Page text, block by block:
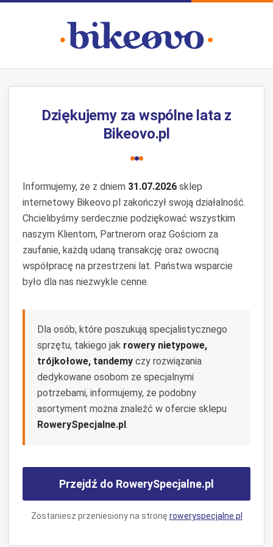
Dziękujemy za wspólne lata z
Bikeovo.pl
Informujemy, że z dniem 31.07.2026 sklep
internetowy Bikeovo.pl zakończył swoją działalność.
Chcielibyśmy serdecznie podziękować wszystkim
naszym Klientom, Partnerom oraz Gościom za
zaufanie, każdą udaną transakcję oraz owocną
współpracę na przestrzeni lat. Państwa wsparcie
było dla nas niezwykle cenne.
Dla osób, które poszukują specjalistycznego
sprzętu, takiego jak rowery nietypowe,
trójkołowe, tandemy czy rozwiązania
dedykowane osobom ze specjalnymi
potrzebami, informujemy, że podobny
asortyment można znaleźć w ofercie sklepu
RowerySpecjalne.pl.
Przejdź do RowerySpecjalne.pl
Zostaniesz przeniesiony na stronę roweryspecjalne.pl